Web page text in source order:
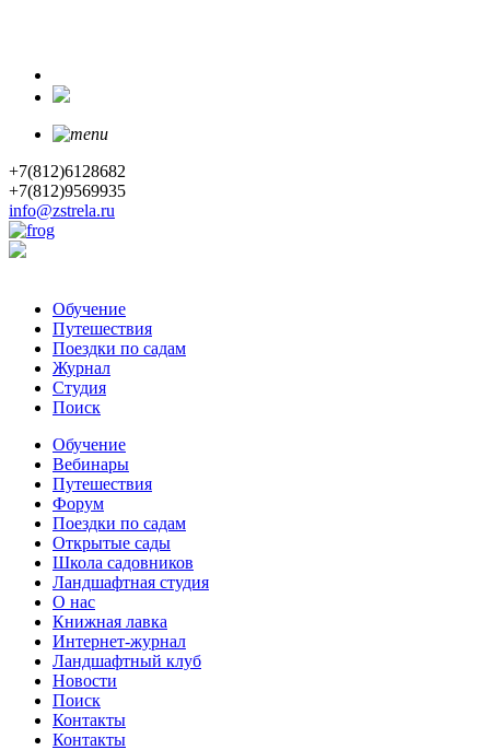
+7(812)6128682
+7(812)9569935
info@zstrela.ru
Обучение
Путешествия
Поездки по садам
Журнал
Студия
Поиск
Обучение
Вебинары
Путешествия
Форум
Поездки по садам
Открытые сады
Школа садовников
Ландшафтная студия
О нас
Книжная лавка
Интернет-журнал
Ландшафтный клуб
Новости
Поиск
Контакты
Контакты